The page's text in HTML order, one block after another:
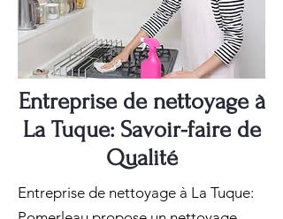
Entreprise de nettoyage à
La Tuque: Savoir-faire de
Qualité
Entreprise de nettoyage à La Tuque: